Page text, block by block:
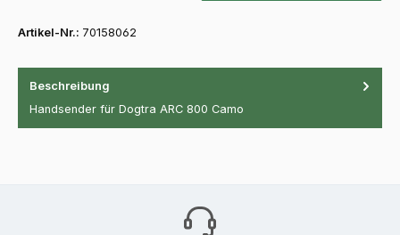
Artikel-Nr.: 70158062
Beschreibung
Handsender für Dogtra ARC 800 Camo